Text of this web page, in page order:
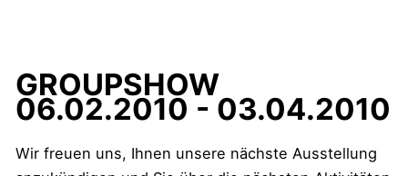
GROUPSHOW
06.02.2010 - 03.04.2010
Wir freuen uns, Ihnen unsere nächste Ausstellung